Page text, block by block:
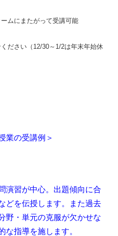
ムにまたがって受講可能
ださい（12/30～1/2は年末年始休
業の受講例＞
演習が中心。出題傾向に合
どを伝授します。また過去
野・単元の克服が欠かせな
な指導を施します。